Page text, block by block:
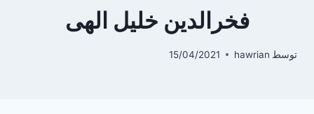
فخرالدین خلیل الهی
توسط hawrian
15/04/2021